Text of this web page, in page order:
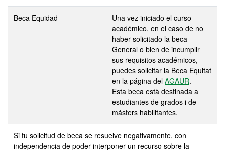
Beca Equidad
Una vez iniciado el curso
académico, en el caso de no
haber solicitado la beca
General o bien de incumplir
sus requisitos académicos,
puedes solicitar la Beca Equitat
en la página del AGAUR.
Esta beca està destinada a
estudiantes de grados i de
másters habilitantes.
Si tu solicitud de beca se resuelve negativamente, con
independencia de poder interponer un recurso sobre la